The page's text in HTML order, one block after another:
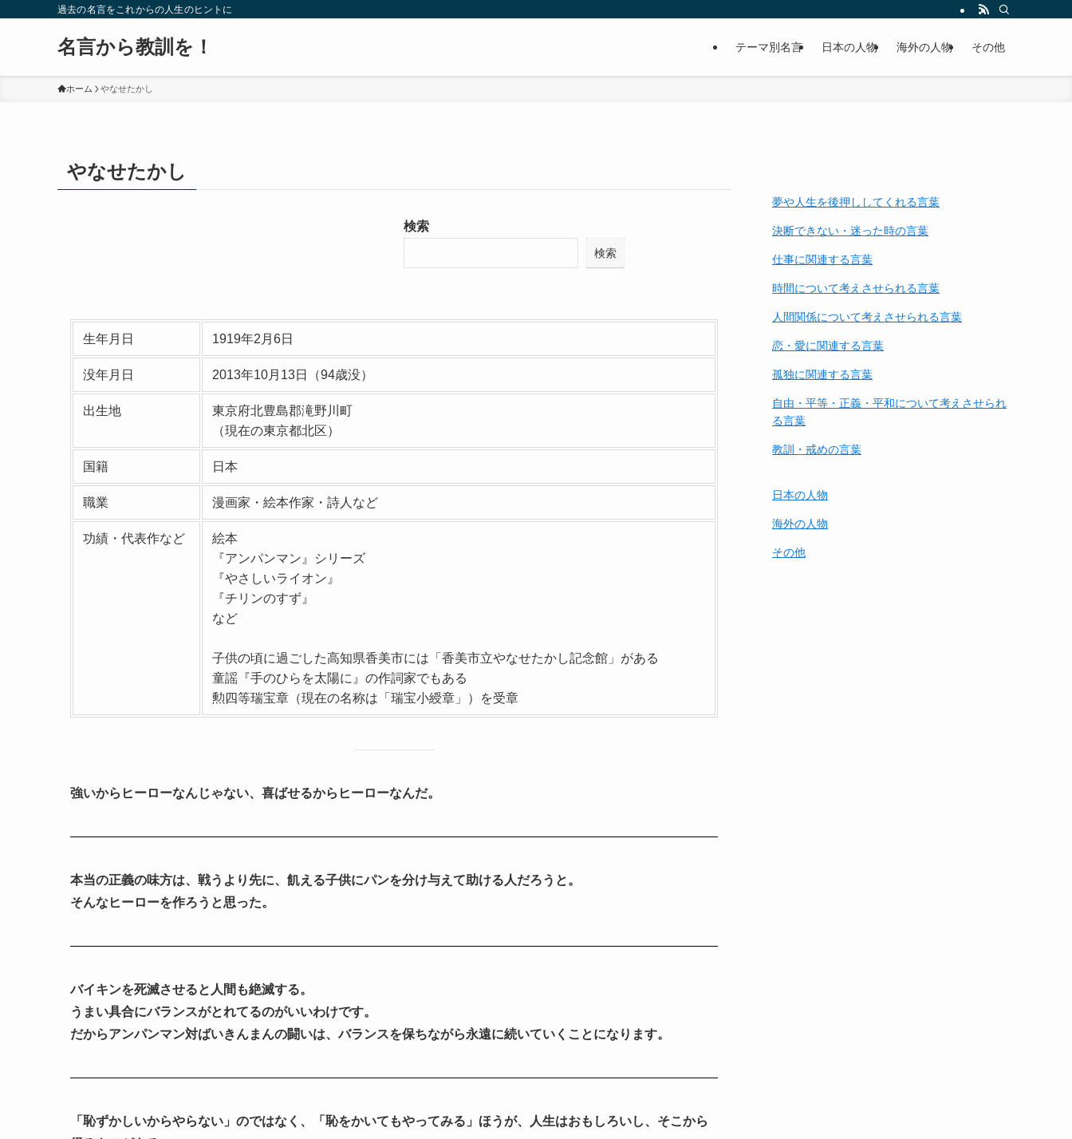
過去の名言をこれからの人生のヒントに
名言から教訓を！ テーマ別名言 日本の人物 海外の人物 その他
ホーム やなせたかし
やなせたかし
検索
検索
生年月日 1919年2月6日
没年月日 2013年10月13日（94歳没）
出生地
東京府北豊島郡滝野川町
（現在の東京都北区）
国籍 日本
職業 漫画家・絵本作家・詩人など
功績・代表作など
絵本
『アンパンマン』シリーズ
『やさしいライオン』
『チリンのすず』
など
子供の頃に過ごした高知県香美市には「香美市立やなせたかし記念館」がある
童謡『手のひらを太陽に』の作詞家でもある
勲四等瑞宝章（現在の名称は「瑞宝小綬章」）を受章
強いからヒーローなんじゃない、喜ばせるからヒーローなんだ。
本当の正義の味方は、戦うより先に、飢える子供にパンを分け与えて助ける人だろうと。
そんなヒーローを作ろうと思った。
バイキンを死滅させると人間も絶滅する。
うまい具合にバランスがとれてるのがいいわけです。
だからアンパンマン対ばいきんまんの闘いは、バランスを保ちながら永遠に続いていくことになります。
「恥ずかしいからやらない」のではなく、「恥をかいてもやってみる」ほうが、人生はおもしろいし、そこから
夢や人生を後押ししてくれる言葉
決断できない・迷った時の言葉
仕事に関連する言葉
時間について考えさせられる言葉
人間関係について考えさせられる言葉
恋・愛に関連する言葉
孤独に関連する言葉
自由・平等・正義・平和について考えさせられ
る言葉
教訓・戒めの言葉
日本の人物
海外の人物
その他